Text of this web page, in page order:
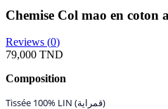
Chemise Col mao en coton
Reviews (0)
79,000 TND
Composition
Tissée 100% LIN (قمراية)